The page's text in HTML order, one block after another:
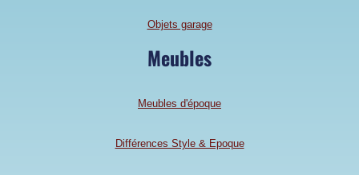
Objets garage
Meubles
Meubles d'époque
Différences Style & Epoque